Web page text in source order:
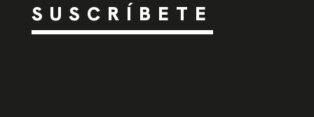
SUSCRÍBETE